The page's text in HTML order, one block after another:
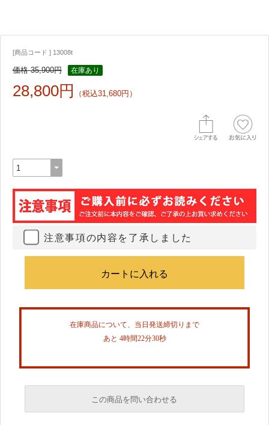
[商品コード ] 13008t
価格 35,900円 在庫あり
28,800円 （税込31,680円）
注意事項の内容を了承しました
在庫商品について、当日発送締切りまで
あと 4時間22分30秒
この商品を問い合わせる